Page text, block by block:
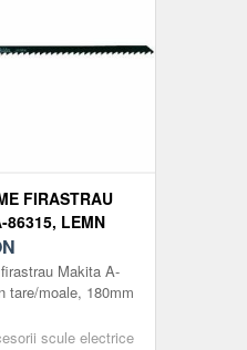
FIRASTRAU
86315, LEMN
180MM
Makita A-
tare/moale, 180mm
scule electrice